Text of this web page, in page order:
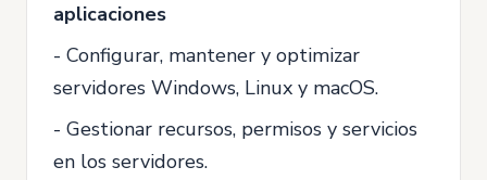
aplicaciones
- Configurar, mantener y optimizar
servidores Windows, Linux y macOS.
- Gestionar recursos, permisos y servicios
en los servidores.